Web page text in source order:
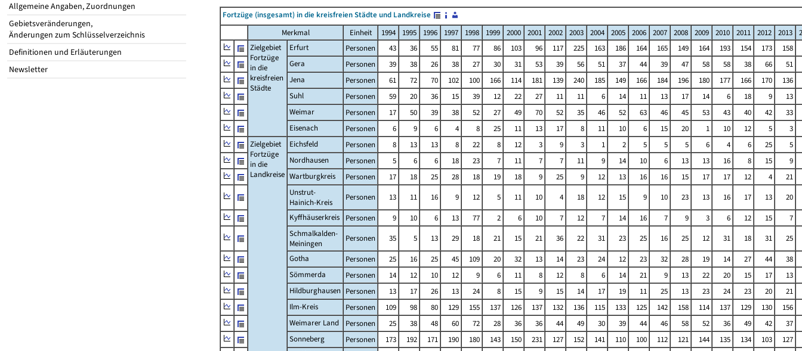
Allgemeine Angaben, Zuordnungen
Gebietsveränderungen,
Änderungen zum Schlüsselverzeichnis
Definitionen und Erläuterungen
Newsletter
Fortzüge (insgesamt) in die kreisfreien Städte und Landkreise
Merkmal
Einheit 1994 1995 1996 1997 1998 1999 2000 2001 2002 2003 2004 2005 2006 2007 2008 2009 2010 2011 2012 2013
Zielgebiet
Fortzüge
in die
kreisfreien
Städte
Erfurt Personen 43 36 55 81 77 86 103 96 117 225 163 186 164 165 149 164 193 154 173
158
Gera
Personen 39 38 26 38 27 30 31 53 39 56 51 37 44 39 47 58 58 38 66
51
Jena
Personen 61 72 70 102 100 166 114 181 139 240 185 149 166 184 196 180 177 166 170
136
Suhl
Personen 59 20 36 15 39 12 22 27 11 11 6 14 11 13 17 14 6 18 9
13
Weimar
Personen 17 50 39 38 52 27 49 70 52 35 46 52 63 46 45 53 43 40 42
33
Eisenach
Personen 6 9 6 4 8 25 11 13 17 8 11 10 6 15 20 1 10 12 5
3
Zielgebiet
Fortzüge
in die
Landkreise
Eichsfeld Personen 8 13 13 8 22 8 12 3 9 3 1 2 5 5 5 6 4 6 25
5
Nordhausen
Personen 5 6 6 18 23 7 11 7 7 11 9 14 10 6 13 13 16 8 15
9
Wartburgkreis
Personen 17 18 25 28 18 19 18 9 25 9 12 13 16 16 15 17 17 12 4
21
Unstrut-
Hainich-Kreis
Personen 13 11 16 9 12 5 11 10 4 18 12 15 9 10 23 13 16 17 13
20
Kyffhäuserkreis
Personen 9 10 6 13 77 2 6 10 7 12 7 14 16 7 9 3 6 12 15
7
Schmalkalden-
Meiningen
Personen 35 5 13 29 18 21 15 21 36 22 31 23 25 16 25 12 31 18 31
25
Gotha
Personen 25 16 25 45 109 20 32 13 14 23 24 12 23 32 28 19 14 27 44
38
Sömmerda
Personen 14 12 10 12 9 6 11 8 12 8 6 14 21 9 13 22 20 15 17
13
Hildburghausen Personen 13 17 26 13 24 8 15 9 15 14 17 19 11 25 13 23 24 23 20
21
Ilm-Kreis
Personen 109 98 80 129 155 137 126 137 132 136 115 133 125 142 158 114 137 129 130
156
Weimarer Land
Personen 25 38 48 60 72 28 36 36 44 49 30 39 44 46 58 52 36 49 42
37
Sonneberg
Personen 173 192 171 190 180 143 150 231 127 152 141 110 100 112 121 144 135 134 103
127